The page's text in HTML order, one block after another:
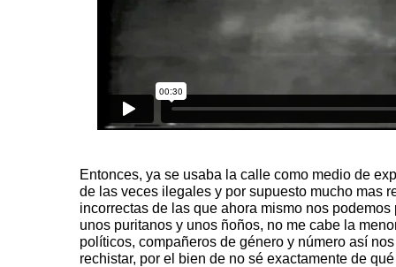
Entonces, ya se usaba la calle como medio de
de las veces ilegales y por supuesto mucho mas
incorrectas de las que ahora mismo nos
unos puritanos y unos ñoños, no me cabe la
políticos, compañeros de género y número así
rechistar, por el bien de no sé exactamente de